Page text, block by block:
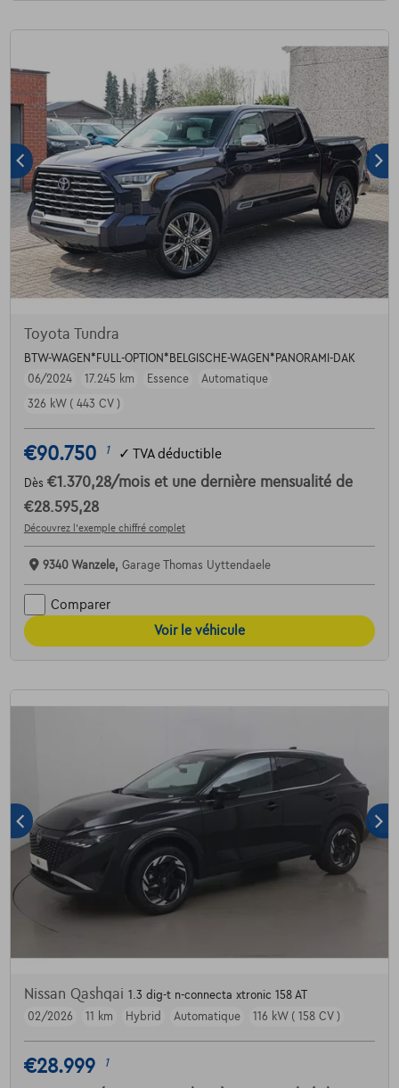
Toyota Tundra
BTW-WAGEN*FULL-OPTION*BELGISCHE-WAGEN*PANORAMI-DAK
06/2024
17.245 km Essence
Automatique
326 kW ( 443 CV )
€90.750 1 ✓ TVA déductible
Dès €1.370,28/mois et une dernière mensualité de
€28.595,28
Découvrez l’exemple chiffré complet
9340 Wanzele, Garage Thomas Uyttendaele
Comparer
Voir le véhicule
Nissan Qashqai 1.3 dig-t n-connecta xtronic 158 AT
02/2026
11 km Hybrid Automatique 116 kW ( 158 CV )
€28.999 1